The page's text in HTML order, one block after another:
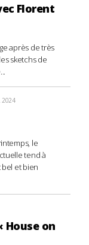
Florent
après de très
sketchs de
2024
le
tend à
et bien
House on